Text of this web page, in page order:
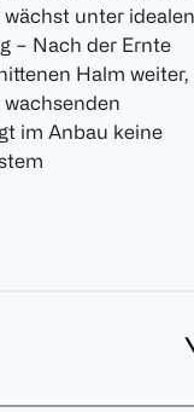
unter idealen
− Nach der Ernte
Halm weiter,
im Anbau keine